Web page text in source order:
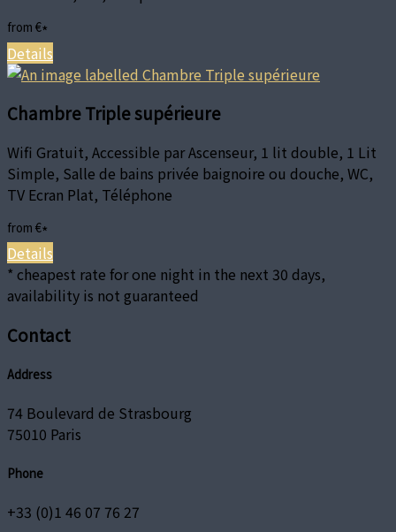
from €*
Details
Chambre Triple supérieure
Wifi Gratuit, Accessible par Ascenseur, 1 lit double, 1 Lit
Simple, Salle de bains privée baignoire ou douche, WC,
TV Ecran Plat, Téléphone
from €*
Details
* cheapest rate for one night in the next 30 days,
availability is not guaranteed
Contact
Address
74 Boulevard de Strasbourg
75010 Paris
Phone
+33 (0)1 46 07 76 27